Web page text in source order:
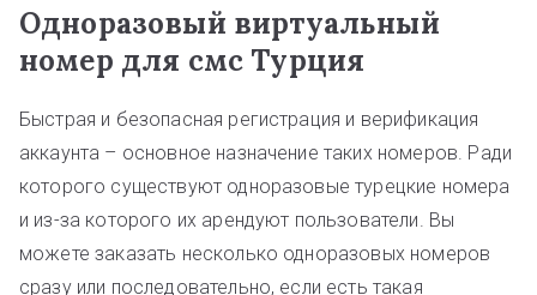
Одноразовый виртуальный
номер для смс Турция
Быстрая и безопасная регистрация и верификация
аккаунта – основное назначение таких номеров. Ради
которого существуют одноразовые турецкие номера
и из-за которого их арендуют пользователи. Вы
можете заказать несколько одноразовых номеров
сразу или последовательно, если есть такая